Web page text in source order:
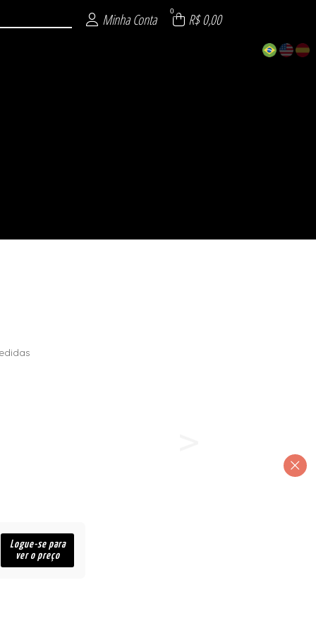
Minha Conta 0 R$ 0,00
Logue-se para
ver o preço